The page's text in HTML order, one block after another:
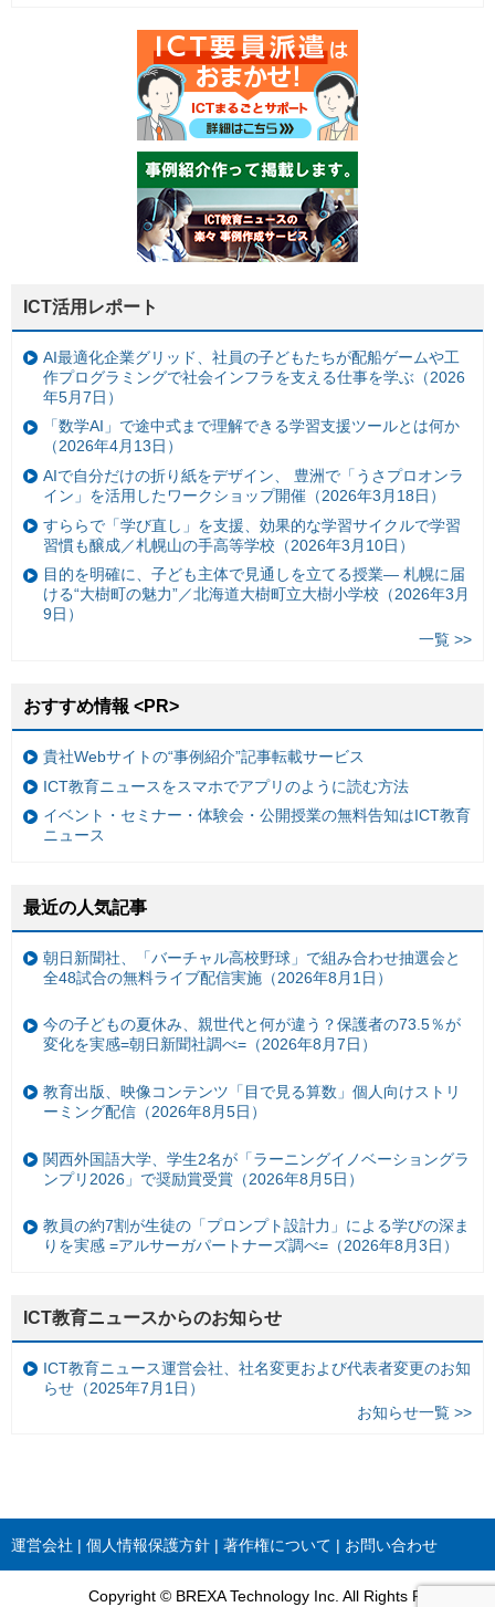
ICT活用レポート
AI最適化企業グリッド、社員の子どもたちが配船ゲームや工
作プログラミングで社会インフラを支える仕事を学ぶ（2026
年5月7日）
「数学AI」で途中式まで理解できる学習支援ツールとは何か
（2026年4月13日）
AIで自分だけの折り紙をデザイン、 豊洲で「うさプロオンラ
イン」を活用したワークショップ開催（2026年3月18日）
すららで「学び直し」を支援、効果的な学習サイクルで学習
習慣も醸成／札幌山の手高等学校（2026年3月10日）
目的を明確に、子ども主体で見通しを立てる授業— 札幌に届
ける“大樹町の魅力”／北海道大樹町立大樹小学校（2026年3月
9日）
一覧 >>
おすすめ情報 <PR>
貴社Webサイトの“事例紹介”記事転載サービス
ICT教育ニュースをスマホでアプリのように読む方法
イベント・セミナー・体験会・公開授業の無料告知はICT教育
ニュース
最近の人気記事
朝日新聞社、「バーチャル高校野球」で組み合わせ抽選会と
全48試合の無料ライブ配信実施（2026年8月1日）
今の子どもの夏休み、親世代と何が違う？保護者の73.5％が
変化を実感=朝日新聞社調べ=（2026年8月7日）
教育出版、映像コンテンツ「目で見る算数」個人向けストリ
ーミング配信（2026年8月5日）
関西外国語大学、学生2名が「ラーニングイノベーショングラ
ンプリ2026」で奨励賞受賞（2026年8月5日）
教員の約7割が生徒の「プロンプト設計力」による学びの深ま
りを実感 =アルサーガパートナーズ調べ=（2026年8月3日）
ICT教育ニュースからのお知らせ
ICT教育ニュース運営会社、社名変更および代表者変更のお知
らせ（2025年7月1日）
お知らせ一覧 >>
運営会社 個人情報保護方針 著作権について お問い合わせ
Copyright © BREXA Technology Inc. All Rights Reserved.